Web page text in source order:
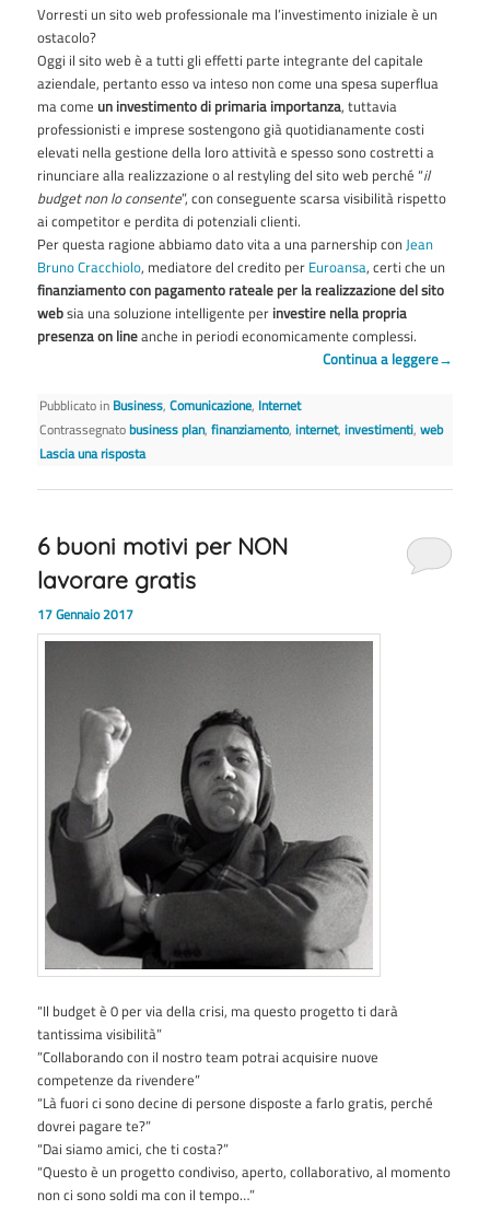
Vorresti un sito web professionale ma l’investimento iniziale è un
ostacolo?
Oggi il sito web è a tutti gli effetti parte integrante del capitale
aziendale, pertanto esso va inteso non come una spesa superflua
ma comeun investimento di primaria importanza, tuttavia
professionisti e imprese sostengono già quotidianamente costi
elevati nella gestione della loro attività e spesso sono costretti a
rinunciare alla realizzazione o al restyling del sito web perché “il
budget non lo consente”, con conseguente scarsa visibilità rispetto
ai competitor e perdita di potenziali clienti.
Per questa ragione abbiamo dato vita a una parnership conJean
Bruno Cracchiolo, mediatore del credito perEuroansa, certi che un
finanziamento con pagamento rateale per la realizzazione del sito
websia una soluzione intelligente perinvestire nella propria
presenza on lineanche in periodi economicamente complessi.
Continua a leggere→
Pubblicato inBusiness,Comunicazione, Internet
Contrassegnatobusiness plan,finanziamento,internet,investimenti,web
Lascia una risposta
6 buoni motivi per NON
lavorare gratis
17 Gennaio 2017
“Il budget è 0 per via della crisi, ma questo progetto ti darà
tantissima visibilità”
”Collaborando con il nostro team potrai acquisire nuove
competenze da rivendere”
“Là fuori ci sono decine di persone disposte a farlo gratis, perché
dovrei pagare te?”
“Dai siamo amici, che ti costa?”
“Questo è un progetto condiviso, aperto, collaborativo, al momento
non ci sono soldi ma con il tempo…”